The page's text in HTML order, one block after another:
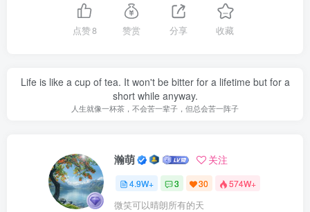
点赞8 赞赏 分享 收藏
Life is like a cup of tea. It won't be bitter for a lifetime but for a
short while anyway.
人生就像一杯茶，不会苦一辈子，但总会苦一阵子
瀚萌 关注
4.9W+ 3 30 574W+
微笑可以晴朗所有的天